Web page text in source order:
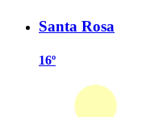
Santa Rosa
16º